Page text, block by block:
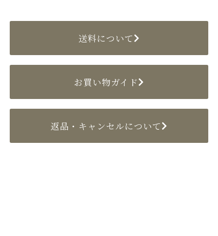
送料について
お買い物ガイド
返品・キャンセルについて